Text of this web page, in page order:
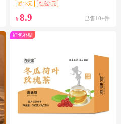
券13元 红包1元
¥8.9 已售10+件
红包补贴